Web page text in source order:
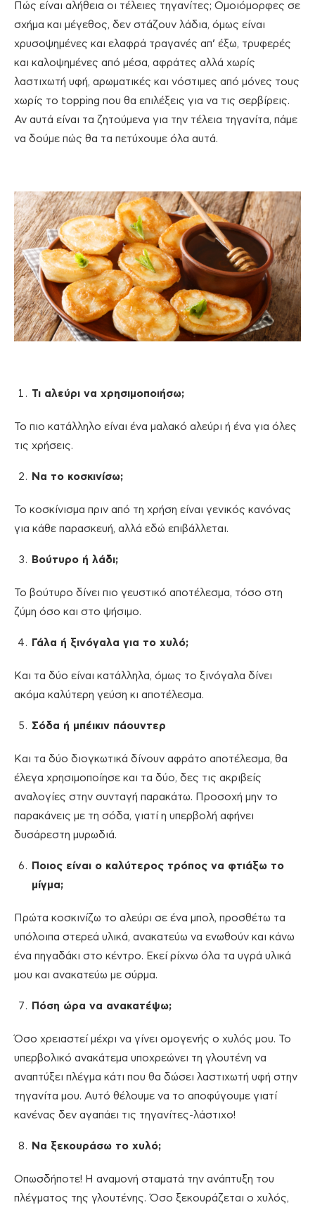
Πώς είναι αλήθεια οι τέλειες τηγανίτες; Ομοιόμορφες σε
σχήμα και μέγεθος, δεν στάζουν λάδια, όμως είναι
χρυσοψημένες και ελαφρά τραγανές απ’ έξω, τρυφερές
και καλοψημένες από μέσα, αφράτες αλλά χωρίς
λαστιχωτή υφή, αρωματικές και νόστιμες από μόνες τους
χωρίς το topping που θα επιλέξεις για να τις σερβίρεις.
Αν αυτά είναι τα ζητούμενα για την τέλεια τηγανίτα, πάμε
να δούμε πώς θα τα πετύχουμε όλα αυτά.
Τι αλεύρι να χρησιμοποιήσω;
Το πιο κατάλληλο είναι ένα μαλακό αλεύρι ή ένα για όλες
τις χρήσεις.
Να το κοσκινίσω;
Το κοσκίνισμα πριν από τη χρήση είναι γενικός κανόνας
για κάθε παρασκευή, αλλά εδώ επιβάλλεται.
Βούτυρο ή λάδι;
Το βούτυρο δίνει πιο γευστικό αποτέλεσμα, τόσο στη
ζύμη όσο και στο ψήσιμο.
Γάλα ή ξινόγαλα για το χυλό;
Και τα δύο είναι κατάλληλα, όμως το ξινόγαλα δίνει
ακόμα καλύτερη γεύση κι αποτέλεσμα.
Σόδα ή μπέικιν πάουντερ
Και τα δύο διογκωτικά δίνουν αφράτο αποτέλεσμα, θα
έλεγα χρησιμοποίησε και τα δύο, δες τις ακριβείς
αναλογίες στην συνταγή παρακάτω. Προσοχή μην το
παρακάνεις με τη σόδα, γιατί η υπερβολή αφήνει
δυσάρεστη μυρωδιά.
Ποιος είναι ο καλύτερος τρόπος να φτιάξω το
μίγμα;
Πρώτα κοσκινίζω το αλεύρι σε ένα μπολ, προσθέτω τα
υπόλοιπα στερεά υλικά, ανακατεύω να ενωθούν και κάνω
ένα πηγαδάκι στο κέντρο. Εκεί ρίχνω όλα τα υγρά υλικά
μου και ανακατεύω με σύρμα.
Πόση ώρα να ανακατέψω;
Όσο χρειαστεί μέχρι να γίνει ομογενής ο χυλός μου. Το
υπερβολικό ανακάτεμα υποχρεώνει τη γλουτένη να
αναπτύξει πλέγμα κάτι που θα δώσει λαστιχωτή υφή στην
τηγανίτα μου. Αυτό θέλουμε να το αποφύγουμε γιατί
κανένας δεν αγαπάει τις τηγανίτες-λάστιχο!
Να ξεκουράσω το χυλό;
Οπωσδήποτε! Η αναμονή σταματά την ανάπτυξη του
πλέγματος της γλουτένης. Όσο ξεκουράζεται ο χυλός,